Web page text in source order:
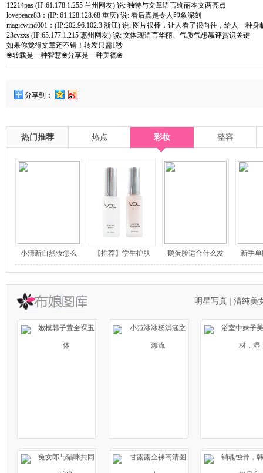
12214pas (IP:61.178.1.255 兰州网友) 说: 独特与文章语言绚丽本文两亮点
lovepeace83：(IP: 61.128.128.68 重庆) 说: 看后真是令人印象深刻
magicwind001：(IP:202.96.102.3 浙江) 说: 图片很棒，让人看了很向往，给人一种身
23cvzxs (IP:65.177.1.215 惠州网友) 说: 文体现语言华丽、气质气想赢评赏识关键
如果你觉得文章还不错！转发只需1秒
❀转载是一种智慧❀分享是一种美德❀
分享到：
热门推荐 热点 彩妆 整容
小清新自然妆怎么 【推荐】学生护肤 鹅蛋脸适合什么发 新手
明星写真 清纯美
嫩模韩子萱全裸玉
体
小范冰冰杨淇涵之
漂流
浴室中妹子
材，湿
兔女郎与猫咪共同 甘露露全裸高清图 销魂蚀骨，